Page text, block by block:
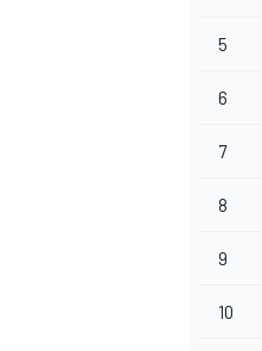
5
6
7
8
9
10